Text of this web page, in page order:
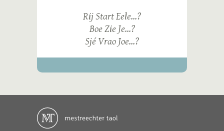
Rij Start Eele...?
Boe Zie Je...?
Sjé Vrao Joe...?